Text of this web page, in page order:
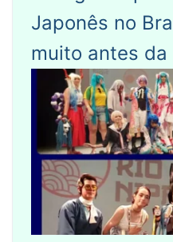
Japonês no
muito antes da